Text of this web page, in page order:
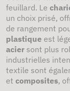
feuillard. Le
un choix prisé,
de rangement
plastique est
acier sont plus
industrielles
textile sont
et composites,